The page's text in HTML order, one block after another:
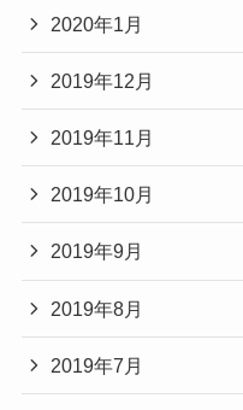
2020年1月
2019年12月
2019年11月
2019年10月
2019年9月
2019年8月
2019年7月